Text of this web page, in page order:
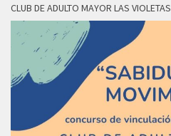
CLUB DE ADULTO MAYOR LAS VIOLETAS